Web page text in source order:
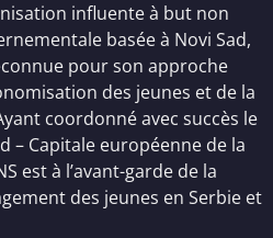
influente à but non
basée à Novi Sad,
pour son approche
des jeunes et de la
coordonné avec succès le
– Capitale européenne de la
est à l’avant-garde de la
des jeunes en Serbie et